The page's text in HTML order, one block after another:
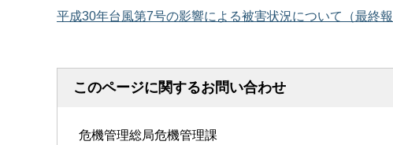
平成30年台風第7号の影響による被害状況について（最終
このページに関するお問い合わせ
危機管理総局危機管理課